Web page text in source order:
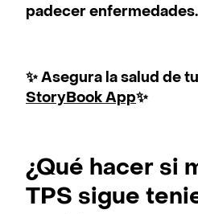
padecer enfermedades.
✨ Asegura la salud de
StoryBook App✨
¿Qué hacer si
TPS sigue